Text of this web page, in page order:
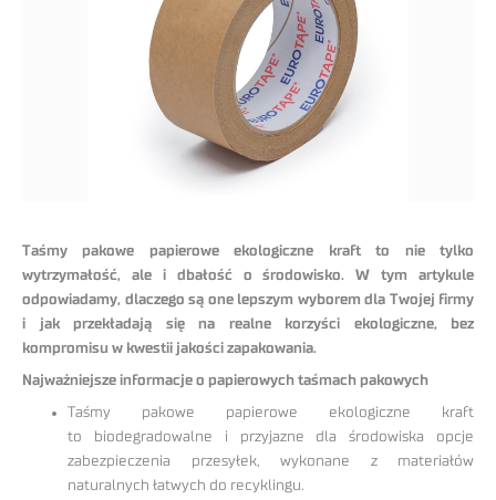
Taśmy pakowe papierowe ekologiczne kraft to nie tylko
wytrzymałość, ale i dbałość o środowisko. W tym artykule
odpowiadamy, dlaczego są one lepszym wyborem dla Twojej firmy
i jak przekładają się na realne korzyści ekologiczne, bez
kompromisu w kwestii jakości zapakowania.
Najważniejsze informacje o papierowych taśmach pakowych
Taśmy pakowe papierowe ekologiczne kraft
to biodegradowalne i przyjazne dla środowiska opcje
zabezpieczenia przesyłek, wykonane z materiałów
naturalnych łatwych do recyklingu.